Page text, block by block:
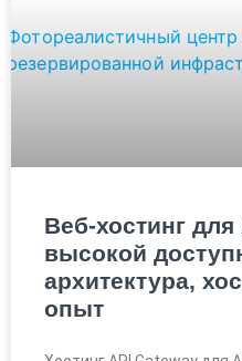
Веб-хостинг
высокой
архитектура,
опыт